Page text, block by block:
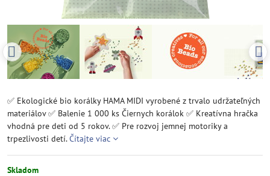
✅ Ekologické bio korálky HAMA MIDI vyrobené z trvalo udržateľných
materiálov ✅ Balenie 1 000 ks Čiernych korálok ✅ Kreatívna hračka
vhodná pre deti od 5 rokov. ✅ Pre rozvoj jemnej motoriky a
trpezlivosti detí.Čítajte viac
Skladom